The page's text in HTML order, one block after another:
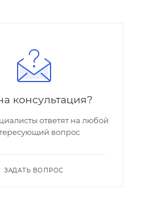
консультация?
ответят на любой
вопрос
ЗАДАТЬ ВОПРОС